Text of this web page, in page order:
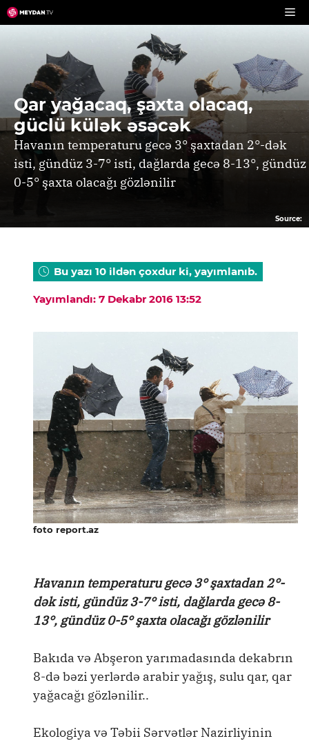
Skip
to
Qar yağacaq, şaxta olacaq,
güclü külək əsəcək
Havanın temperaturu gecə 3° şaxtadan 2°-dək
isti, gündüz 3-7° isti, dağlarda gecə 8-13°, gündüz
0-5° şaxta olacağı gözlənilir
Source:
Bu yazı 10 ildən çoxdur ki, yayımlanıb.
Yayımlandı: 7 Dekabr 2016 13:52
foto report.az
Havanın temperaturu gecə 3° şaxtadan 2°-
dək isti, gündüz 3-7° isti, dağlarda gecə 8-
13°, gündüz 0-5° şaxta olacağı gözlənilir
Bakıda və Abşeron yarımadasında dekabrın
8-də bəzi yerlərdə arabir yağış, sulu qar, qar
yağacağı gözlənilir..
Ekologiya və Təbii Sərvətlər Nazirliyinin